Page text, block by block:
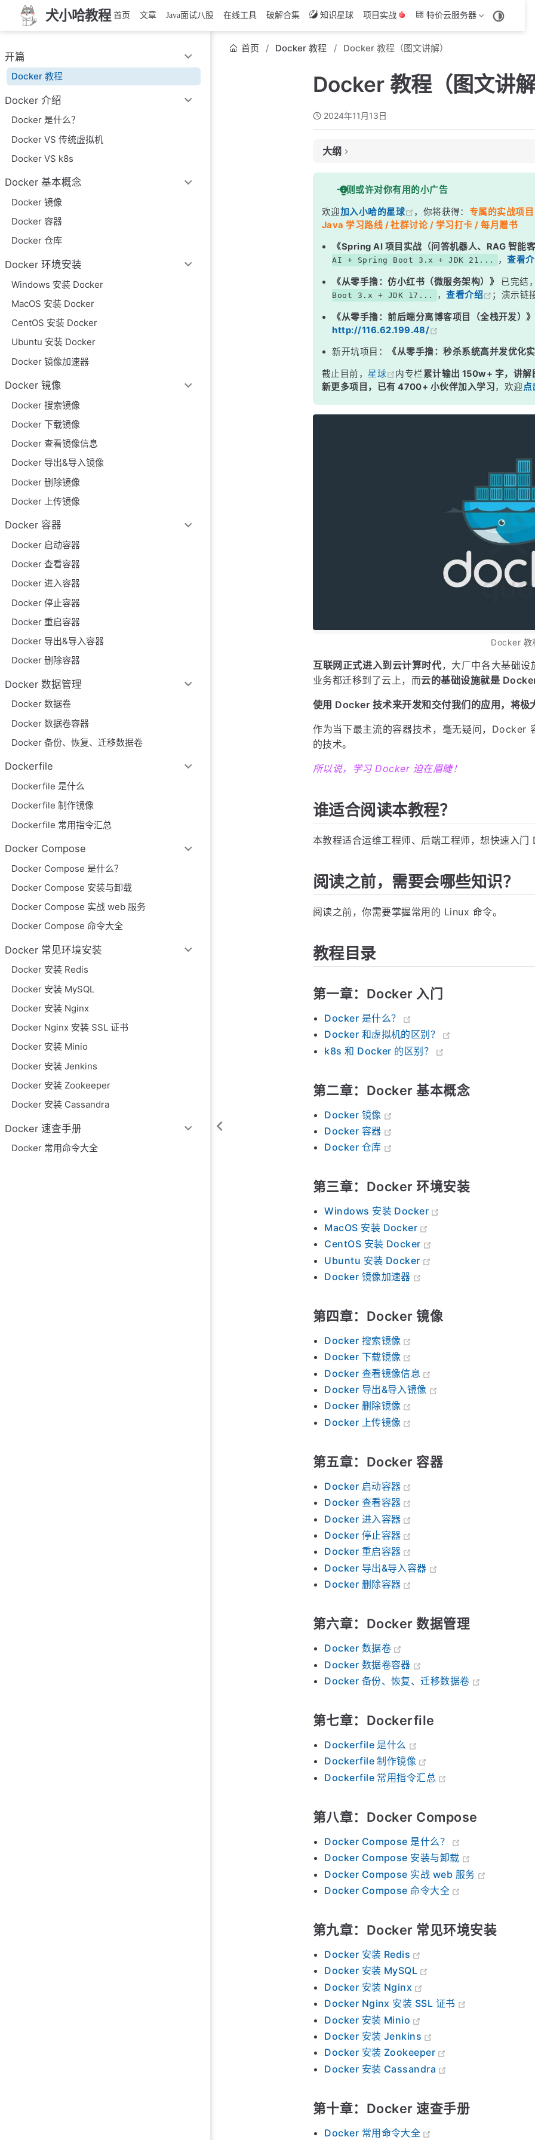
犬小哈教程 首页 文章 Java面试八股 在线工具 破解合集 知识星球 项目实战 特价云服务器
开篇
Docker 教程
Docker 介绍
Docker 是什么？
Docker VS 传统虚拟机
Docker VS k8s
Docker 基本概念
Docker 镜像
Docker 容器
Docker 仓库
Docker 环境安装
Windows 安装 Docker
MacOS 安装 Docker
CentOS 安装 Docker
Ubuntu 安装 Docker
Docker 镜像加速器
Docker 镜像
Docker 搜索镜像
Docker 下载镜像
Docker 查看镜像信息
Docker 导出&导入镜像
Docker 删除镜像
Docker 上传镜像
Docker 容器
Docker 启动容器
Docker 查看容器
Docker 进入容器
Docker 停止容器
Docker 重启容器
Docker 导出&导入容器
Docker 删除容器
Docker 数据管理
Docker 数据卷
Docker 数据卷容器
Docker 备份、恢复、迁移数据卷
Dockerfile
Dockerfile 是什么
Dockerfile 制作镜像
Dockerfile 常用指令汇总
Docker Compose
Docker Compose 是什么？
Docker Compose 安装与卸载
Docker Compose 实战 web 服务
Docker Compose 命令大全
Docker 常见环境安装
Docker 安装 Redis
Docker 安装 MySQL
Docker 安装 Nginx
Docker Nginx 安装 SSL 证书
Docker 安装 Minio
Docker 安装 Jenkins
Docker 安装 Zookeeper
Docker 安装 Cassandra
Docker 速查手册
Docker 常用命令大全
首页 Docker 教程 Docker 教程（图文讲解）
Docker 教程（图文讲解
2024年11月13日
大纲
谁适合阅读本教程？
阅读之前，需要会哪些知识？
教程目录
第二章：Docker 基本概念
第三章：Docker 环境安装
第四章：Docker 镜像
第五章：Docker 容器
第六章：Docker 数据管理
第七章：Dockerfile
第八章：Docker Compose
一则或许对你有用的小广告
欢迎加入小哈的星球 ，你将获得： 专属的实战项
Java 学习路线 / 社群讨论 / 学习打卡 / 每月赠书
《Spring AI 项目实战（问答机器人、RAG 智能
AI + Spring Boot 3.x + JDK 21...
，查看
《从零手撸：仿小红书（微服务架构）》 已完结
Boot 3.x + JDK 17...
，查看介绍 ；演示链
《从零手撸：前后端分离博客项目（全栈开发）》
http://116.62.199.48/
新开坑项目： 《从零手撸：秒杀系统高并发优化实
截止目前， 星球 内专栏累计输出 150w+ 字，讲解
新更多项目，已有 4700+ 小伙伴加入学习，欢迎点
Docker 教
互联网正式进入到云计算时代，大厂中各大基础设
业务都迁移到了云上，而云的基础设施就是
使用 Docker 技术来开发和交付我们的应用，将极
作为当下最主流的容器技术，毫无疑问，Docker
的技术。
所以说，学习 Docker 迫在眉睫！
谁适合阅读本教程？
本教程适合运维工程师、后端工程师，想快速入门
阅读之前，需要会哪些知识？
阅读之前，你需要掌握常用的 Linux 命令。
教程目录
第一章：Docker 入门
Docker 是什么？
Docker 和虚拟机的区别？
k8s 和 Docker 的区别？
第二章：Docker 基本概念
Docker 镜像
Docker 容器
Docker 仓库
第三章：Docker 环境安装
Windows 安装 Docker
MacOS 安装 Docker
CentOS 安装 Docker
Ubuntu 安装 Docker
Docker 镜像加速器
第四章：Docker 镜像
Docker 搜索镜像
Docker 下载镜像
Docker 查看镜像信息
Docker 导出&导入镜像
Docker 删除镜像
Docker 上传镜像
第五章：Docker 容器
Docker 启动容器
Docker 查看容器
Docker 进入容器
Docker 停止容器
Docker 重启容器
Docker 导出&导入容器
Docker 删除容器
第六章：Docker 数据管理
Docker 数据卷
Docker 数据卷容器
Docker 备份、恢复、迁移数据卷
第七章：Dockerfile
Dockerfile 是什么
Dockerfile 制作镜像
Dockerfile 常用指令汇总
第八章：Docker Compose
Docker Compose 是什么？
Docker Compose 安装与卸载
Docker Compose 实战 web 服务
Docker Compose 命令大全
第九章：Docker 常见环境安装
Docker 安装 Redis
Docker 安装 MySQL
Docker 安装 Nginx
Docker Nginx 安装 SSL 证书
Docker 安装 Minio
Docker 安装 Jenkins
Docker 安装 Zookeeper
Docker 安装 Cassandra
第十章：Docker 速查手册
Docker 常用命令大全